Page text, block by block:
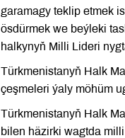
garamagy teklip etmek
ösdürmek we beýleki
halkynyň Milli Lideri
Türkmenistanyň Halk
çeşmeleri ýaly möhüm
Türkmenistanyň Halk
bilen häzirki wagtda